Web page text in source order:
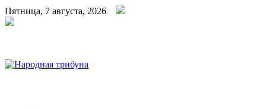
Пятница, 7 августа, 2026